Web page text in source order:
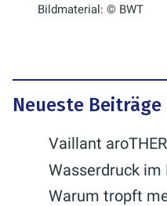
Bildmaterial: © BWT
Neueste Beiträge
Vaillant
Wasserdruck im
Warum tropft